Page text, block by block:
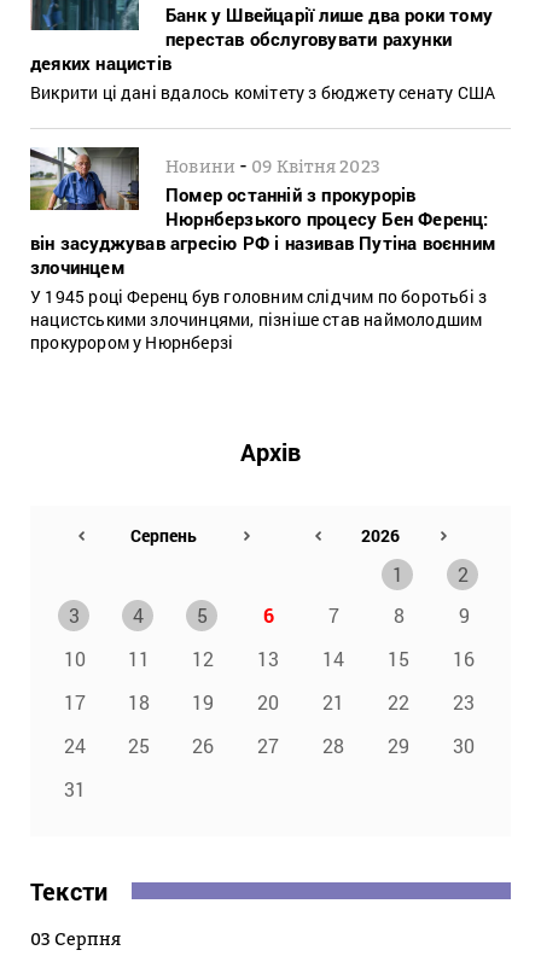
Банк у Швейцарії лише два роки тому
перестав обслуговувати рахунки
деяких нацистів
Викрити ці дані вдалось комітету з бюджету сенату США
Новини - 09 Квітня 2023
Помер останній з прокурорів
Нюрнберзького процесу Бен Ференц:
він засуджував агресію РФ і називав Путіна воєнним
злочинцем
У 1945 році Ференц був головним слідчим по боротьбі з
нацистськими злочинцями, пізніше став наймолодшим
прокурором у Нюрнберзі
Архів
1
2
3
4 5 6 7 8
9
10
11 12 13 14 15
16
17
18 19 20 21 22
23
24
25 26 27 28 29
30
31
Тексти
03 Серпня